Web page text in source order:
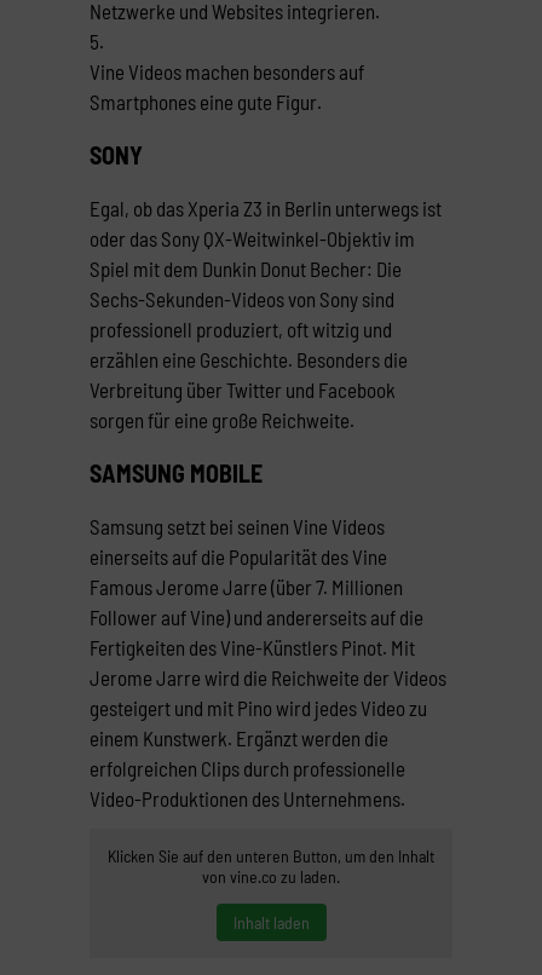
Netzwerke und Websites integrieren.
5.
Vine Videos machen besonders auf
Smartphones eine gute Figur.
SONY
Egal, ob das Xperia Z3 in Berlin unterwegs ist
oder das Sony QX-Weitwinkel-Objektiv im
Spiel mit dem Dunkin Donut Becher: Die
Sechs-Sekunden-Videos von Sony sind
professionell produziert, oft witzig und
erzählen eine Geschichte. Besonders die
Verbreitung über Twitter und Facebook
sorgen für eine große Reichweite.
SAMSUNG MOBILE
Samsung setzt bei seinen Vine Videos
einerseits auf die Popularität des Vine
Famous Jerome Jarre (über 7. Millionen
Follower auf Vine) und andererseits auf die
Fertigkeiten des Vine-Künstlers Pinot. Mit
Jerome Jarre wird die Reichweite der Videos
gesteigert und mit Pino wird jedes Video zu
einem Kunstwerk. Ergänzt werden die
erfolgreichen Clips durch professionelle
Video-Produktionen des Unternehmens.
Klicken Sie auf den unteren Button, um den Inhalt
von vine.co zu laden.
Inhalt laden